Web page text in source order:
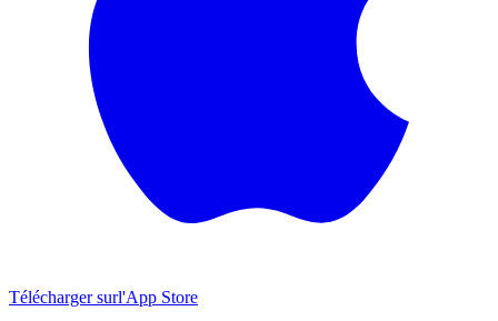
Télécharger surl'App Store